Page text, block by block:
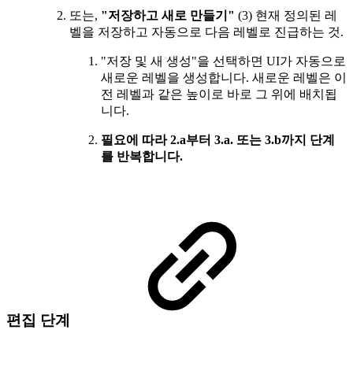
또는, "저장하고 새로 만들기" (3) 현재 정의된 레
벨을 저장하고 자동으로 다음 레벨로 진급하는 것.
"저장 및 새 생성"을 선택하면 UI가 자동으로
새로운 레벨을 생성합니다. 새로운 레벨은 이
전 레벨과 같은 높이로 바로 그 위에 배치됩
니다.
필요에 따라 2.a부터 3.a. 또는 3.b까지 단계
를 반복합니다.
편집 단계